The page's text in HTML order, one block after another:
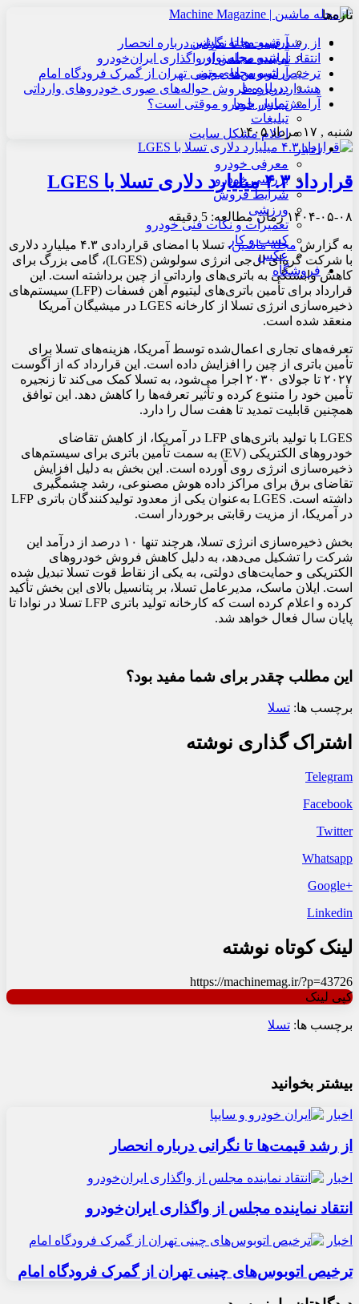
آرشیو مجله ماشین
آرشیو مجله نوآور
آرشیو مجله موتور
درباره ما
تماس با ما
تبلیغات
اعلام مشکل سایت
اخبار
معرفی خودرو
بررسی خودرو
شرایط فروش
ورزشی
تعمیرات و نکات فنی خودرو
کسب و کار
عکس
فروشگاه
تازه‌ها
از رشد قیمت‌ها تا نگرانی درباره انحصار
انتقاد نماینده مجلس از واگذاری ایران‌خودرو
ترخیص اتوبوس‌های چینی تهران از گمرک فرودگاه امام
هشدار درباره فروش حواله‌های صوری خودروهای وارداتی
آرامش بازار خودرو موقتی است؟
شنبه , ۱۷ مرداد ۱۴۰۵
قرارداد ۴.۳ میلیارد دلاری تسلا با LGES
۱۴۰۴-۰۵-۰۸زمان مطالعه: 5 دقیقه
به گزارشمجله ماشین
، تسلا با امضای قراردادی ۴.۳ میلیارد دلاری
با شرکت کره‌ای ال‌جی انرژی سولوشن (LGES)، گامی بزرگ برای
کاهش وابستگی به باتری‌های وارداتی از چین برداشته است. این
قرارداد برای تأمین باتری‌های لیتیوم آهن فسفات (LFP) سیستم‌های
ذخیره‌سازی انرژی تسلا از کارخانه LGES در میشیگان آمریکا
منعقد شده است.
تعرفه‌های تجاری اعمال‌شده توسط آمریکا، هزینه‌های تسلا برای
تأمین باتری از چین را افزایش داده است. این قرارداد که از آگوست
۲۰۲۷ تا جولای ۲۰۳۰ اجرا می‌شود، به تسلا کمک می‌کند تا زنجیره
تأمین خود را متنوع کرده و تأثیر تعرفه‌ها را کاهش دهد. این توافق
همچنین قابلیت تمدید تا هفت سال را دارد.
LGES با تولید باتری‌های LFP در آمریکا، از کاهش تقاضای
خودروهای الکتریکی (EV) به سمت تأمین باتری برای سیستم‌های
ذخیره‌سازی انرژی روی آورده است. این بخش به دلیل افزایش
تقاضای برق برای مراکز داده هوش مصنوعی، رشد چشمگیری
داشته است. LGES به‌عنوان یکی از معدود تولیدکنندگان باتری LFP
در آمریکا، از مزیت رقابتی برخوردار است.
بخش ذخیره‌سازی انرژی تسلا، هرچند تنها ۱۰ درصد از درآمد این
شرکت را تشکیل می‌دهد، به دلیل کاهش فروش خودروهای
الکتریکی و حمایت‌های دولتی، به یکی از نقاط قوت تسلا تبدیل شده
است. ایلان ماسک، مدیرعامل تسلا، بر پتانسیل بالای این بخش تأکید
کرده و اعلام کرده است که کارخانه تولید باتری LFP تسلا در نوادا تا
پایان سال فعال خواهد شد.
این مطلب چقدر برای شما مفید بود؟
برچسب ها: تسلا
اشتراک گذاری نوشته
Telegram
Facebook
Twitter
Whatsapp
+Google
Linkedin
لینک کوتاه نوشته
https://machinemag.ir/?p=43726
کپی لینک
برچسب ها: تسلا
بیشتر بخوانید
اخبار
از رشد قیمت‌ها تا نگرانی درباره انحصار
اخبار
انتقاد نماینده مجلس از واگذاری ایران‌خودرو
اخبار
ترخیص اتوبوس‌های چینی تهران از گمرک فرودگاه امام